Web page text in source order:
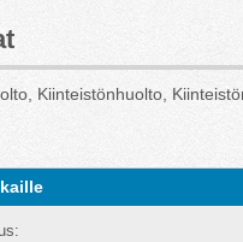
Kiinteistönhuolto,